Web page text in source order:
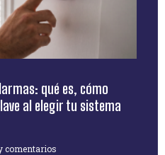
qué es, cómo
al elegir tu sistema
comentarios